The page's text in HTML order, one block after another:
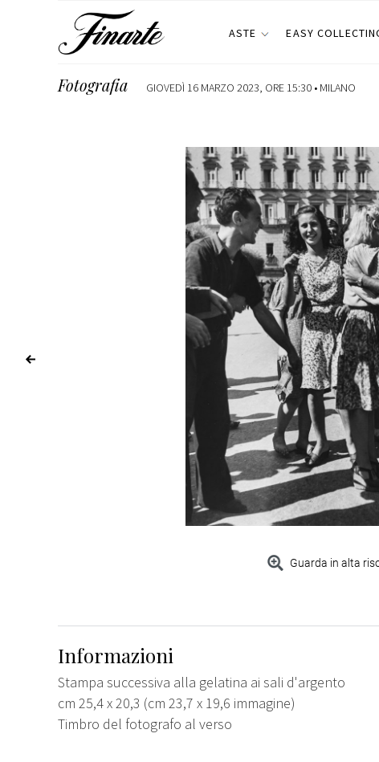
ASTE EASY
Fotografia GIOVEDÌ 16 MARZO 2023, ORE 15:30 • MILANO
Guarda in alta
Informazioni
Stampa successiva alla gelatina ai sali d'argento
cm 25,4 x 20,3 (cm 23,7 x 19,6 immagine)
Timbro del fotografo al verso